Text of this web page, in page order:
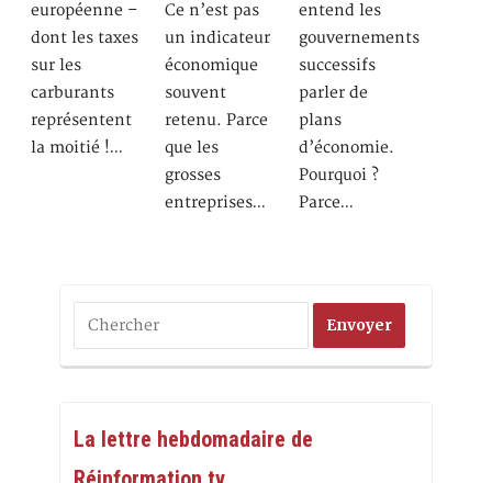
européenne –
dont les taxes
sur les
carburants
représentent
la moitié !…
Ce n’est pas
un indicateur
économique
souvent
retenu. Parce
que les
grosses
entreprises…
entend les
gouvernements
successifs
parler de
plans
d’économie.
Pourquoi ?
Parce…
La lettre hebdomadaire de